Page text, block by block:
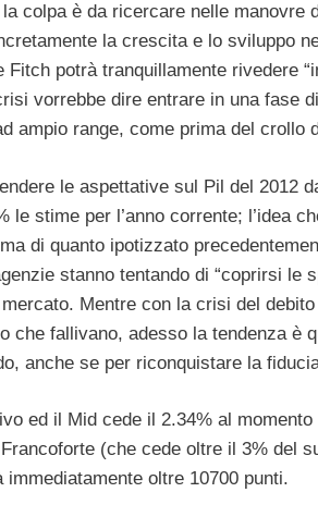
la colpa è da ricercare nelle manovre
la crescita e lo sviluppo
Fitch potrà tranquillamente rivedere
vorrebbe dire entrare in una fase
ampio range, come prima del crollo
le aspettative sul Pil del 2012
le stime per l’anno corrente; l’idea
di quanto ipotizzato
stanno tentando di “coprirsi le
Mentre con la crisi del
che fallivano, adesso la tendenza è
anche se per riconquistare la
ed il Mid cede il 2.34% al
(che cede oltre il 3% del
oltre 10700 punti.